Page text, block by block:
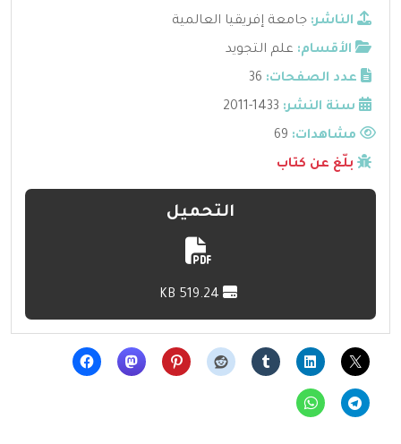
الناشر: جامعة إفريقيا العالمية
الأقسام: علم التجويد
عدد الصفحات: 36
سنة النشر: 1433-2011
مشاهدات:
بلّغ عن كتاب
التحميل